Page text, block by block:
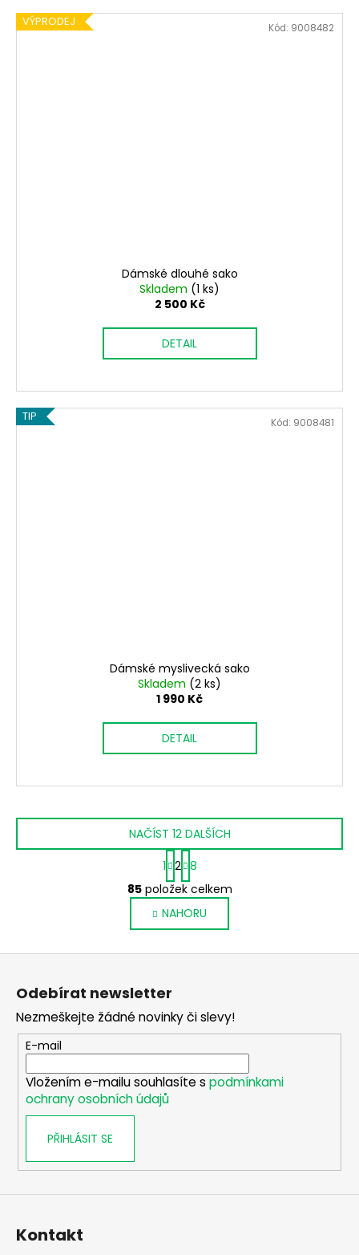
VÝPRODEJ
Dámské dlouhé sako
Skladem (1 ks)
2 500 Kč
DETAIL
Kód: 9008482
TIP
Dámské myslivecká sako
Skladem (2 ks)
1 990 Kč
DETAIL
Kód: 9008481
O
v
l
á
d
p
r
v
k
y
u
NAČÍST 12 DALŠÍCH
S
t
r
á
n
k
1 2 8
85položek celkem
NAHORU
Z
Odebírat newsletter
Nezmeškejte žádné novinky či slevy!
E-mail
Vložením e-mailu souhlasíte s podmínkami
ochrany osobních údajů
PŘIHLÁSIT SE
Kontakt